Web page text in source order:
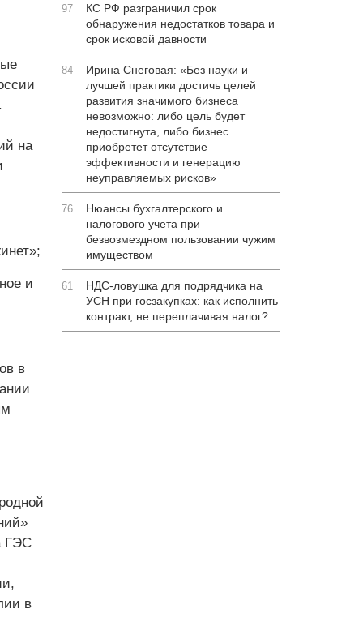
на
и
в
ГЭС
в
97
КС РФ разграничил срок
обнаружения недостатков товара и
срок исковой давности
84
Ирина Снеговая: «Без науки и
лучшей практики достичь целей
развития значимого бизнеса
невозможно: либо цель будет
недостигнута, либо бизнес
приобретет отсутствие
эффективности и генерацию
неуправляемых рисков»
76
Нюансы бухгалтерского и
налогового учета при
безвозмездном пользовании чужим
имуществом
61
НДС-ловушка для подрядчика на
УСН при госзакупках: как исполнить
контракт, не переплачивая налог?